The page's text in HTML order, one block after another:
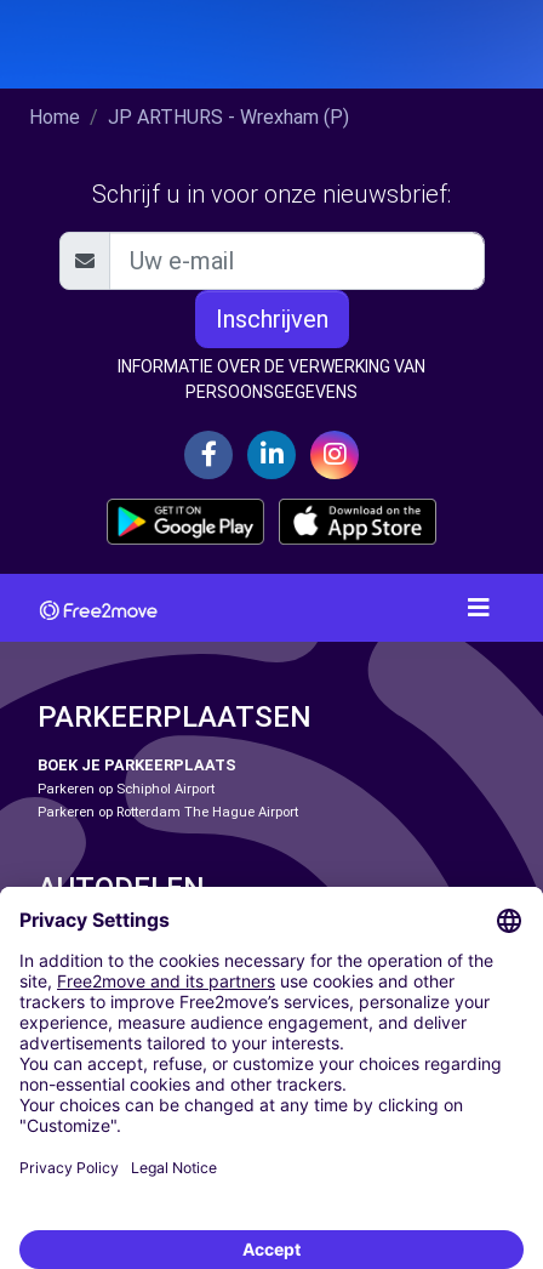
Home JP ARTHURS - Wrexham (P)
Schrijf u in voor onze nieuwsbrief:
Inschrijven
INFORMATIE OVER DE VERWERKING VAN
PERSOONSGEGEVENS
PARKEERPLAATSEN
BOEK JE PARKEERPLAATS
Parkeren op Schiphol Airport
Parkeren op Rotterdam The Hague Airport
AUTODELEN
ONZE STEDEN
Paris
Madrid
Washington DC
Milaan
Rome
Turijn
Wenen
Berlijn
Düsseldorf